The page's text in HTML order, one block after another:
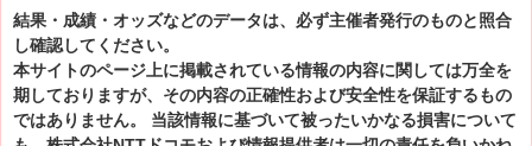
結果・成績・オッズなどのデータは、必ず主催者発行のものと照合
し確認してください。
本サイトのページ上に掲載されている情報の内容に関しては万全を
期しておりますが、その内容の正確性および安全性を保証するもの
ではありません。 当該情報に基づいて被ったいかなる損害について